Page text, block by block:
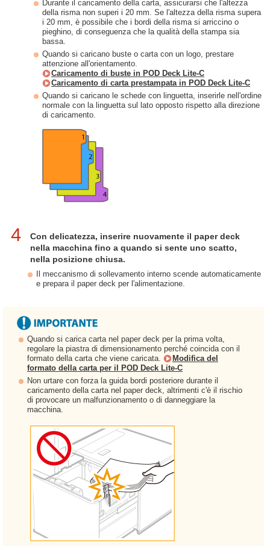
Durante il caricamento della carta, assicurarsi che l'altezza
della risma non superi i 20 mm. Se l'altezza della risma supera
i 20 mm, è possibile che i bordi della risma si arriccino o
pieghino, di conseguenza che la qualità della stampa sia
bassa.
Quando si caricano buste o carta con un logo, prestare
attenzione all'orientamento.
Caricamento di buste in POD Deck Lite-C
Caricamento di carta prestampata in POD Deck Lite-C
Quando si caricano le schede con linguetta, inserirle nell'ordine
normale con la linguetta sul lato opposto rispetto alla direzione
di caricamento.
4
Con delicatezza, inserire nuovamente il paper deck
nella macchina fino a quando si sente uno scatto,
nella posizione chiusa.
Il meccanismo di sollevamento interno scende automaticamente
e prepara il paper deck per l'alimentazione.
Quando si carica carta nel paper deck per la prima volta,
regolare la piastra di dimensionamento perché coincida con il
formato della carta che viene caricata.
Modifica del
formato della carta per il POD Deck Lite-C
Non urtare con forza la guida bordi posteriore durante il
caricamento della carta nel paper deck, altrimenti c'è il rischio
di provocare un malfunzionamento o di danneggiare la
macchina.